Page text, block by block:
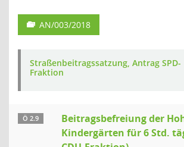
AN/003/2018
Straßenbeitragssatzung, Antrag SPD-
Fraktion
Ö 2.9
Beitragsbefreiung der
Kindergärten für 6 Std.